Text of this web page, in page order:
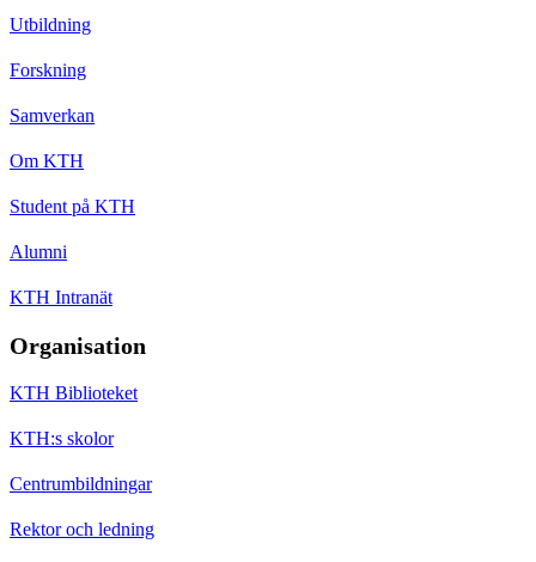
Utbildning
Forskning
Samverkan
Om KTH
Student på KTH
Alumni
KTH Intranät
Organisation
KTH Biblioteket
KTH:s skolor
Centrumbildningar
Rektor och ledning